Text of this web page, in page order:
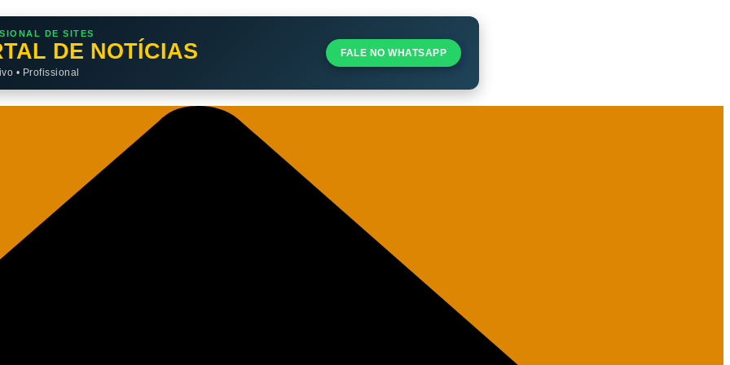
DE SITES
DE NOTÍCIAS
• Profissional
FALE NO WHATSAPP